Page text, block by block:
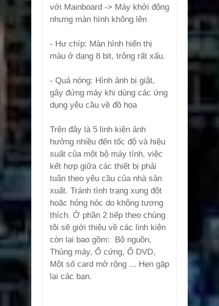
với Mainboard -> Máy khởi động
nhưng màn hình không lên
- Hư chíp: Màn hình hiển thị
màu ở dạng 8 bit, trông rất xấu.
- Quá nóng: Hình ảnh bị giật,
gây đứng máy khi dùng các ứng
dụng yêu cầu về đồ họa
Trên đây là 5 linh kiện ảnh
hưởng nhiều đến tốc độ và hiệu
suất của một bộ máy tính, việc
kết hợp giữa các thiết bị phải
tuân theo yêu cầu của nhà sản
xuất. Tránh tình trạng xung đột
hoặc hỏng hóc do không tương
thích. Ở phần 2 tiếp theo chúng
tôi sẽ giới thiệu về các linh kiện
còn lại bao gồm: Bộ nguồn,
Thùng máy, Ổ cứng, Ổ DVD,
Một số card mở rộng ... Hẹn gặp
lại các bạn.